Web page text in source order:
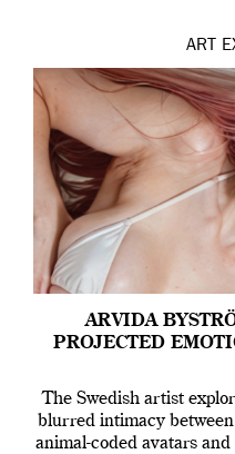
ART
ARVIDA
PROJECTED
The Swedish artist
blurred intimacy
animal-coded avatars